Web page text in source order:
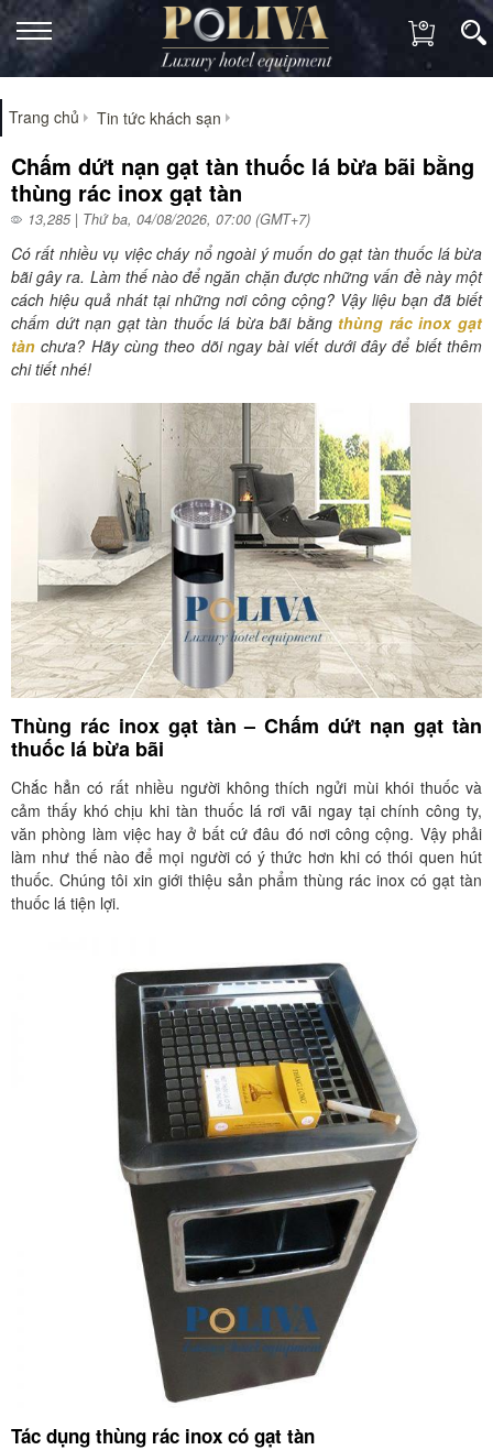
Trang chủ Tin tức khách sạn
Chấm dứt nạn gạt tàn thuốc lá bừa bãi bằng
thùng rác inox gạt tàn
13,285 | Thứ ba, 04/08/2026, 07:00 (GMT+7)
Có rất nhiều vụ việc cháy nổ ngoài ý muốn do gạt tàn thuốc lá bừa
bãi gây ra. Làm thế nào để ngăn chặn được những vấn đề này một
cách hiệu quả nhát tại những nơi công cộng? Vậy liệu bạn đã biết
chấm dứt nạn gạt tàn thuốc lá bừa bãi bằng thùng rác inox gạt
tàn chưa? Hãy cùng theo dõi ngay bài viết dưới đây để biết thêm
chi tiết nhé!
Thùng rác inox gạt tàn – Chấm dứt nạn gạt tàn
thuốc lá bừa bãi
Chắc hẳn có rất nhiều người không thích ngửi mùi khói thuốc và
cảm thấy khó chịu khi tàn thuốc lá rơi vãi ngay tại chính công ty,
văn phòng làm việc hay ở bất cứ đâu đó nơi công cộng. Vậy phải
làm như thế nào để mọi người có ý thức hơn khi có thói quen hút
thuốc. Chúng tôi xin giới thiệu sản phẩm thùng rác inox có gạt tàn
thuốc lá tiện lợi.
Tác dụng thùng rác inox có gạt tàn